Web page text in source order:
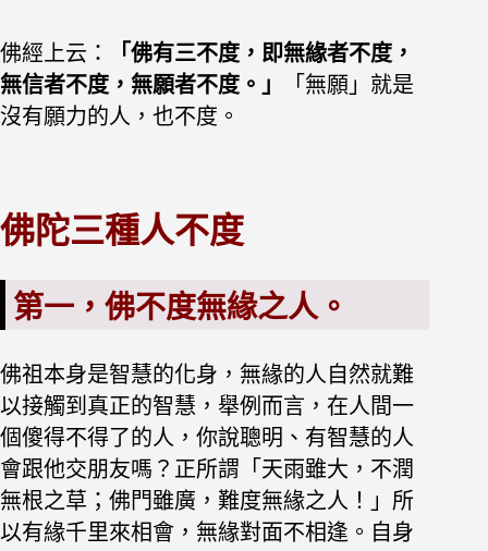
佛經上云：
「佛有三不度，即無緣者不度，
無信者不度，無願者不度。」
「無願」就是
沒有願力的人，也不度。
佛陀三種人不度
第一，佛不度無緣之人。
佛祖本身是智慧的化身，無緣的人自然就難
以接觸到真正的智慧，舉例而言，在人間一
個傻得不得了的人，你說聰明、有智慧的人
會跟他交朋友嗎？正所謂「天雨雖大，不潤
無根之草；佛門雖廣，難度無緣之人！」所
以有緣千里來相會，無緣對面不相逢。自身